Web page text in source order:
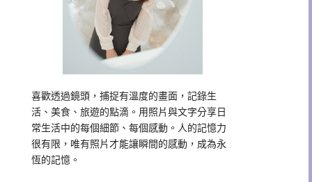
喜歡透過鏡頭，捕捉有溫度的畫面，記錄生
活、美食、旅遊的點滴。用照片與文字分享日
常生活中的每個細節、每個感動。人的記憶力
很有限，唯有照片才能讓瞬間的感動，成為永
恆的記憶。